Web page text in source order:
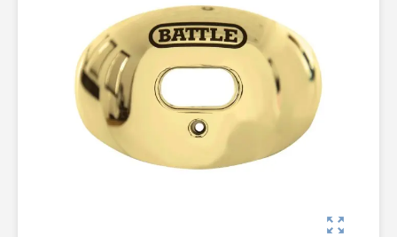
zoom_out_map